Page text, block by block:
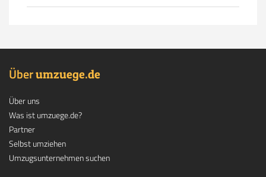
Überumzuege.de
Über uns
Was ist umzuege.de?
Partner
Selbst umziehen
Umzugsunternehmen suchen